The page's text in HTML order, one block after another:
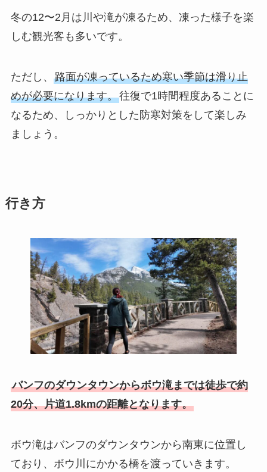
冬の12〜2月は川や滝が凍るため、凍った様子を楽
しむ観光客も多いです。
ただし、 路面が凍っているため寒い季節は滑り止
めが必要になります。往復で1時間程度あることに
なるため、しっかりとした防寒対策をして楽しみ
ましょう。
行き方
バンフのダウンタウンからボウ滝までは徒歩で約
20分、片道1.8kmの距離となります。
ボウ滝はバンフのダウンタウンから南東に位置し
ており、ボウ川にかかる橋を渡っていきます。